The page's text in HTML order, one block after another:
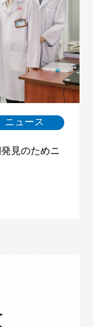
ニュース
見のためニ